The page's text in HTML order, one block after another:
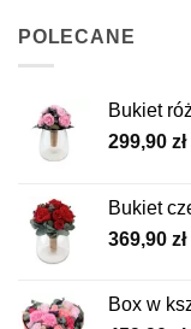
POLECANE
Bukiet
299,90 zł
Bukiet
369,90 zł
Box w